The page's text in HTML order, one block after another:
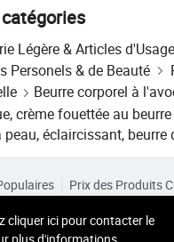
usine?
quartier de Baiyun,
avez-vous?
d'employés dans
d'expérience en
Légère & Articles
Personels & de Beauté
Beurre corporel à
crème fouettée au
éclaircissant, beurre
cliquer ici pour contacter le
Prix des Produits
Aperçus